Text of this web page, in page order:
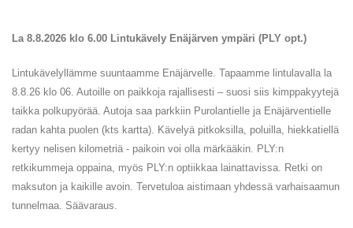
La 8.8.2026 klo 6.00 Lintukävely Enäjärven ympäri (PLY opt.)
Lintukävelyllämme suuntaamme Enäjärvelle. Tapaamme lintulavalla la
8.8.26 klo 06. Autoille on paikkoja rajallisesti – suosi siis kimppakyytejä
taikka polkupyörää. Autoja saa parkkiin Purolantielle ja Enäjärventielle
radan kahta puolen (kts kartta). Kävelyä pitkoksilla, poluilla, hiekkatiellä
kertyy nelisen kilometriä - paikoin voi olla märkääkin. PLY:n
retkikummeja oppaina, myös PLY:n optiikkaa lainattavissa. Retki on
maksuton ja kaikille avoin. Tervetuloa aistimaan yhdessä varhaisaamun
tunnelmaa. Säävaraus.